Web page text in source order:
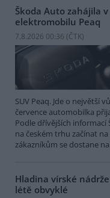
Škoda Auto zahájila
elektromobilu Peaq
7.8.2026 00:36 (ČTK)
SUV Peaq. Jde o největší
července automobilka
Podle dřívějších
na českém trhu začínat
zákazníkům se dostane
Hladina vírské
létě obvyklé